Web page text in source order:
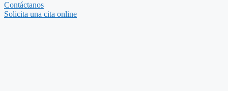
Contáctanos
Solicita una cita online